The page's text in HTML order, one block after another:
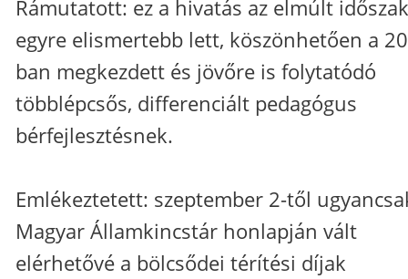
Rámutatott: ez a hivatás az elmúlt
egyre elismertebb lett, köszönhetően a
ban megkezdett és jövőre is folytatódó
többlépcsős, differenciált pedagógus
bérfejlesztésnek.
Emlékeztetett: szeptember 2-től
Magyar Államkincstár honlapján vált
elérhetővé a bölcsődei térítési díjak